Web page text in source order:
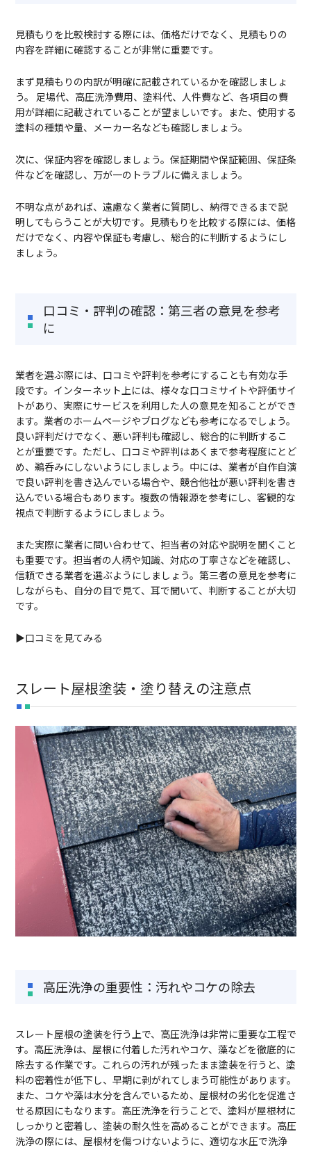
見積もりを比較検討する際には、価格だけでなく、見積もりの
内容を詳細に確認することが非常に重要です。
まず見積もりの内訳が明確に記載されているかを確認しましょ
う。 足場代、高圧洗浄費用、塗料代、人件費など、各項目の費
用が詳細に記載されていることが望ましいです。また、使用する
塗料の種類や量、メーカー名なども確認しましょう。
次に、保証内容を確認しましょう。保証期間や保証範囲、保証条
件などを確認し、万が一のトラブルに備えましょう。
不明な点があれば、遠慮なく業者に質問し、納得できるまで説
明してもらうことが大切です。見積もりを比較する際には、価格
だけでなく、内容や保証も考慮し、総合的に判断するようにし
ましょう。
口コミ・評判の確認：第三者の意見を参考
に
業者を選ぶ際には、口コミや評判を参考にすることも有効な手
段です。インターネット上には、様々な口コミサイトや評価サイ
トがあり、実際にサービスを利用した人の意見を知ることができ
ます。業者のホームページやブログなども参考になるでしょう。
良い評判だけでなく、悪い評判も確認し、総合的に判断するこ
とが重要です。ただし、口コミや評判はあくまで参考程度にとど
め、鵜呑みにしないようにしましょう。中には、業者が自作自演
で良い評判を書き込んでいる場合や、競合他社が悪い評判を書き
込んでいる場合もあります。複数の情報源を参考にし、客観的な
視点で判断するようにしましょう。
また実際に業者に問い合わせて、担当者の対応や説明を聞くこと
も重要です。担当者の人柄や知識、対応の丁寧さなどを確認し、
信頼できる業者を選ぶようにしましょう。第三者の意見を参考に
しながらも、自分の目で見て、耳で聞いて、判断することが大切
です。
▶口コミを見てみる
スレート屋根塗装・塗り替えの注意点
高圧洗浄の重要性：汚れやコケの除去
スレート屋根の塗装を行う上で、高圧洗浄は非常に重要な工程で
す。高圧洗浄は、屋根に付着した汚れやコケ、藻などを徹底的に
除去する作業です。これらの汚れが残ったまま塗装を行うと、塗
料の密着性が低下し、早期に剥がれてしまう可能性があります。
また、コケや藻は水分を含んでいるため、屋根材の劣化を促進さ
せる原因にもなります。高圧洗浄を行うことで、塗料が屋根材に
しっかりと密着し、塗装の耐久性を高めることができます。高圧
洗浄の際には、屋根材を傷つけないように、適切な水圧で洗浄